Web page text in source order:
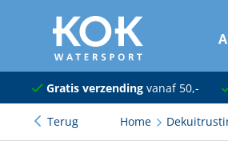
naar hoofdinhoudNavigatie
Dekuitrusting
Gratis verzendingvanaf 50,-
Terug Home